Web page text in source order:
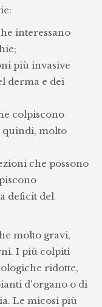
interessano
più invasive
derma e dei
colpiscono
quindi, molto
che possono
deficit del
molto gravi,
I più colpiti
ridotte,
d'organo o di
Le micosi più